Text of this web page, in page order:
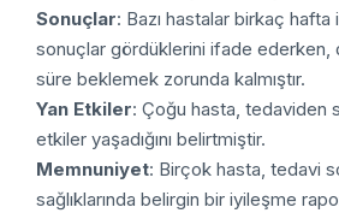
Sonuçlar: Bazı hastalar birkaç hafta
sonuçlar gördüklerini ifade ederken,
süre beklemek zorunda kalmıştır.
Yan Etkiler: Çoğu hasta, tedaviden
etkiler yaşadığını belirtmiştir.
Memnuniyet: Birçok hasta, tedavi
sağlıklarında belirgin bir iyileşme